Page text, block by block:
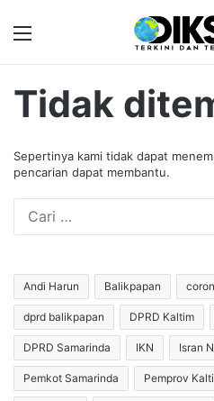
Tidak
Sepertinya kami tidak dapat
pencarian dapat membantu.
Andi Harun Balikpapan
dprd balikpapan DPRD Kaltim
DPRD Samarinda IKN Isran
Pemkot Samarinda Pemprov